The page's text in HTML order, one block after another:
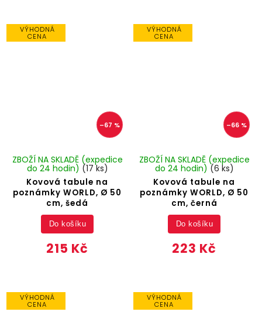
VÝHODNÁ
CENA
–67 %
Kovová tabule na
poznámky WORLD, Ø 50
cm, šedá
ZBOŽÍ NA SKLADĚ (expedice
do 24 hodin) (17 ks)
215 Kč
Do košíku
VÝHODNÁ
CENA
–66 %
Kovová tabule na
poznámky WORLD, Ø 50
cm, černá
ZBOŽÍ NA SKLADĚ (expedice
do 24 hodin) (6 ks)
223 Kč
Do košíku
VÝHODNÁ
CENA
VÝHODNÁ
CENA